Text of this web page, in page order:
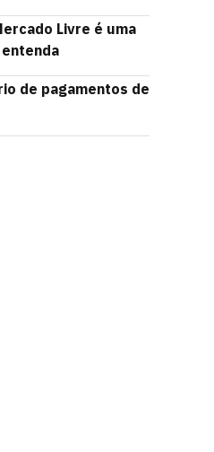
Livre é uma
de pagamentos de